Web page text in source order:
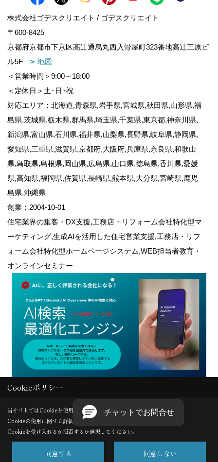
株式会社ゴデスクリエイト / ゴデスクリエイト
〒600-8425
京都府京都市下京区高辻通烏丸西入骨屋町323番地高辻三原ビ
ル5F
地図
＜営業時間＞9:00～18:00
＜定休日＞土･日･祝
対応エリア：北海道,青森県,岩手県,宮城県,秋田県,山形県,福
島県,茨城県,栃木県,群馬県,埼玉県,千葉県,東京都,神奈川県,
新潟県,富山県,石川県,福井県,山梨県,長野県,岐阜県,静岡県,
愛知県,三重県,滋賀県,京都府,大阪府,兵庫県,奈良県,和歌山
県,鳥取県,島根県,岡山県,広島県,山口県,徳島県,香川県,愛媛
県,高知県,福岡県,佐賀県,長崎県,熊本県,大分県,宮崎県,鹿児
島県,沖縄県
創業：2004-10-01
住宅業界の集客・DX支援,工務店・リフォーム会社特化型マ
ーケティング,生成AIを活用した住宅営業支援,工務店・リフ
ォーム会社特化型ホームページシステム,WEB担当者教育・
オンラインセミナー
Copyright (c) GODDESS CREATE. All Rights Reserved.
Produced byゴデスクリエイト
Cookieポリシー
当サイトではCookieを使用します。
Cookieの使用に関する詳細は 「プライバシーポリシー
」をご覧ください。
Cookieを受け入れるか拒否するか選択してください。
同意する 同意しない